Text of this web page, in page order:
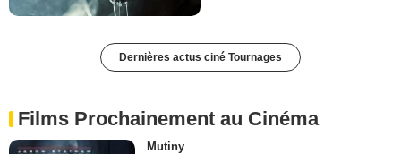
Dernières actus ciné Tournages
Films Prochainement au Cinéma
Mutiny